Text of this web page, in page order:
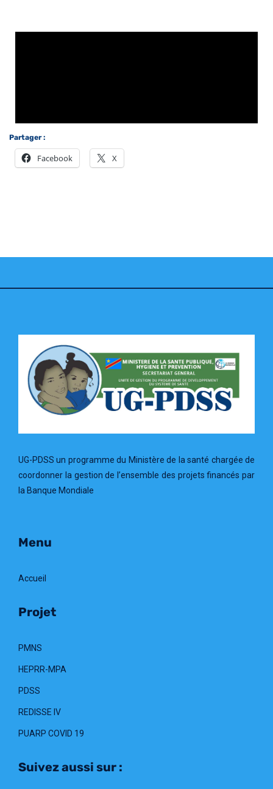
Partager :
Facebook X
UG-PDSS un programme du Ministère de la santé chargée de
coordonner la gestion de l’ensemble des projets financés par
la Banque Mondiale
Menu
Accueil
Projet
PMNS
HEPRR-MPA
PDSS
REDISSE IV
PUARP COVID 19
Suivez aussi sur :